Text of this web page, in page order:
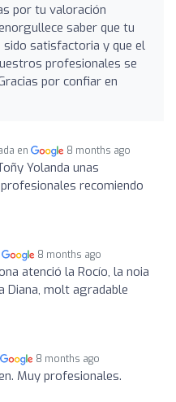
por tu valoración
saber que tu
sido satisfactoria y que el
profesionales se
por confiar en
en 8 months ago
Yolanda unas
recomiendo
8 months ago
atenció la Rocío, la noia
Diana, molt agradable
8 months ago
Muy profesionales.